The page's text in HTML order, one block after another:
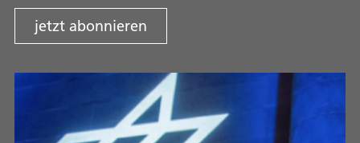
jetzt abonnieren